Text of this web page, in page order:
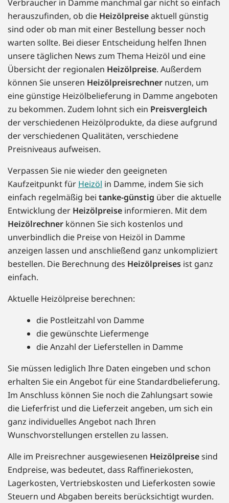
Verbraucher in Damme manchmal gar nicht so einfach
herauszufinden, ob die Heizölpreiseaktuell günstig
sind oder ob man mit einer Bestellung besser noch
warten sollte. Bei dieser Entscheidung helfen Ihnen
unsere täglichen News zum Thema Heizöl und eine
Übersicht der regionalen Heizölpreise. Außerdem
können Sie unseren Heizölpreisrechner nutzen, um
eine günstige Heizölbelieferung in Damme angeboten
zu bekommen. Zudem lohnt sich ein Preisvergleich
der verschiedenen Heizölprodukte, da diese aufgrund
der verschiedenen Qualitäten, verschiedene
Preisniveaus aufweisen.
Verpassen Sie nie wieder den geeigneten
Kaufzeitpunkt für Heizöl in Damme, indem Sie sich
einfach regelmäßig bei tanke-günstig über die aktuelle
Entwicklung der Heizölpreise informieren. Mit dem
Heizölrechner können Sie sich kostenlos und
unverbindlich die Preise von Heizöl in Damme
anzeigen lassen und anschließend ganz unkompliziert
bestellen. Die Berechnung des Heizölpreises ist ganz
einfach.
Aktuelle Heizölpreise berechnen:
die Postleitzahl von Damme
die gewünschte Liefermenge
die Anzahl der Lieferstellen in Damme
Sie müssen lediglich Ihre Daten eingeben und schon
erhalten Sie ein Angebot für eine Standardbelieferung.
Im Anschluss können Sie noch die Zahlungsart sowie
die Lieferfrist und die Lieferzeit angeben, um sich ein
ganz individuelles Angebot nach Ihren
Wunschvorstellungen erstellen zu lassen.
Alle im Preisrechner ausgewiesenen Heizölpreisesind
Endpreise, was bedeutet, dass Raffineriekosten,
Lagerkosten, Vertriebskosten und Lieferkosten sowie
Steuern und Abgaben bereits berücksichtigt wurden.